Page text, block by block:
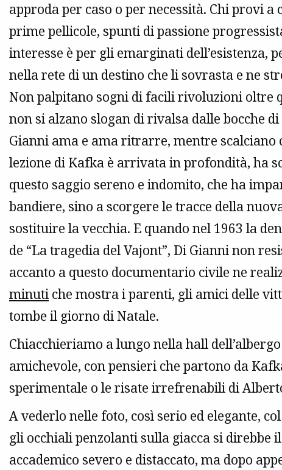
approda per caso o per necessità. Chi provi
prime pellicole, spunti di passione
interesse è per gli emarginati dell’esistenza,
nella rete di un destino che li sovrasta e ne
Non palpitano sogni di facili rivoluzioni oltre
non si alzano slogan di rivalsa dalle bocche
Gianni ama e ama ritrarre, mentre
lezione di Kafka è arrivata in profondità, ha
questo saggio sereno e indomito, che ha
bandiere, sino a scorgere le tracce della
sostituire la vecchia. E quando nel 1963 la
de “La tragedia del Vajont”, Di Gianni non
accanto a questo documentario civile ne
minuti che mostra i parenti, gli amici delle
tombe il giorno di Natale.
Chiacchieriamo a lungo nella hall
amichevole, con pensieri che partono da
sperimentale o le risate irrefrenabili di
A vederlo nelle foto, così serio ed elegante,
gli occhiali penzolanti sulla giacca si
accademico severo e distaccato, ma dopo